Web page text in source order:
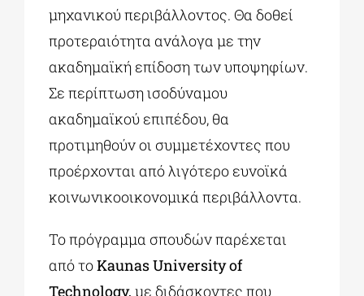
μηχανικού περιβάλλοντος. Θα δοθεί
προτεραιότητα ανάλογα με την
ακαδημαϊκή επίδοση των υποψηφίων.
Σε περίπτωση ισοδύναμου
ακαδημαϊκού επιπέδου, θα
προτιμηθούν οι συμμετέχοντες που
προέρχονται από λιγότερο ευνοϊκά
κοινωνικοοικονομικά περιβάλλοντα.
Το πρόγραμμα σπουδών παρέχεται
από τοKaunas University of
Technology, με διδάσκοντες που